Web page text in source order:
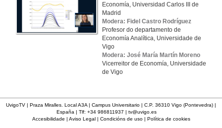
Economía, Universidad Carlos III de
Madrid
Modera: Fidel Castro Rodríguez
Profesor do departamento de
Economía Analítica, Universidade de
Vigo
Modera: José María Martín Moreno
Vicerreitor de Economía, Universidade
de Vigo
UvigoTV | Praza Miralles. Local A3A | Campus Universitario | C.P. 36310 Vigo (Pontevedra) |
España | Tlf: +34 986811937 | tv@uvigo.es
Accesibilidade | Aviso Legal| Condicións de uso| Política de cookies